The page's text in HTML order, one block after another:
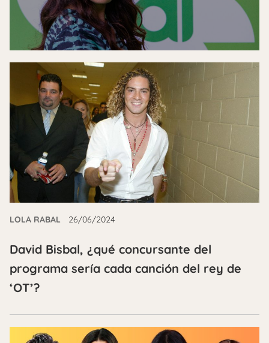
LOLA RABAL 26/06/2024
David Bisbal, ¿qué concursante del
programa sería cada canción del rey de
‘OT’?